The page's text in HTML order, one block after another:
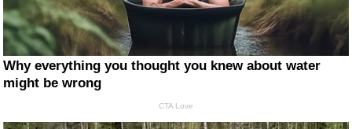
Why everything you thought you knew about water
might be wrong
CTA Love